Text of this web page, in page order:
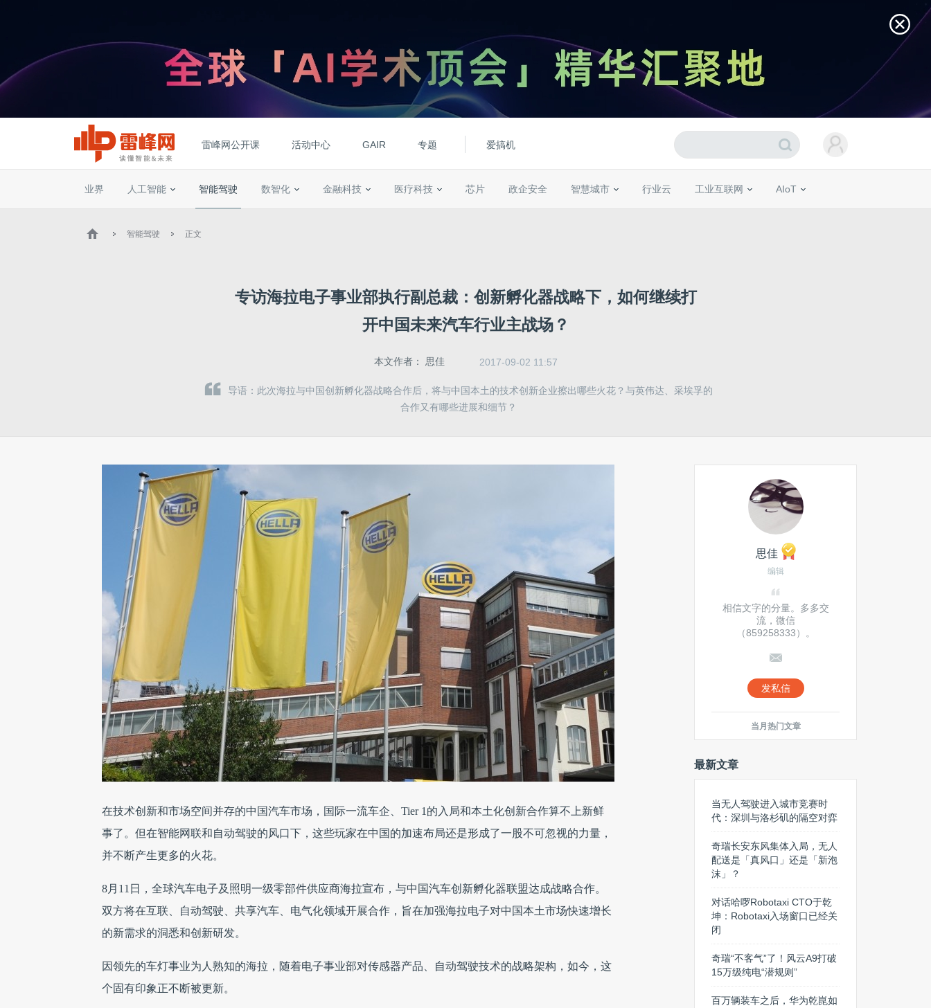
雷峰网公开课 活动中心 GAIR 专题 爱搞机
业界 人工智能 智能驾驶 数智化 金融科技 医疗科技 芯片 政企安全 智慧城市 行业云 工业互联网 AIoT
智能驾驶 正文
专访海拉电子事业部执行副总裁：创新孵化器战略下，如何继续打
开中国未来汽车行业主战场？
本文作者： 思佳 2017-09-02 11:57
导语：此次海拉与中国创新孵化器战略合作后，将与中国本土的技术创新企业擦出哪些火花？与英伟达、采埃孚的
合作又有哪些进展和细节？
在技术创新和市场空间并存的中国汽车市场，国际一流车企、Tier 1的入局和本土化创新合作算不上新鲜
事了。但在智能网联和自动驾驶的风口下，这些玩家在中国的加速布局还是形成了一股不可忽视的力量，
并不断产生更多的火花。
8月11日，全球汽车电子及照明一级零部件供应商海拉宣布，与中国汽车创新孵化器联盟达成战略合作。
双方将在互联、自动驾驶、共享汽车、电气化领域开展合作，旨在加强海拉电子对中国本土市场快速增长
的新需求的洞悉和创新研发。
因领先的车灯事业为人熟知的海拉，随着电子事业部对传感器产品、自动驾驶技术的战略架构，如今，这
个固有印象正不断被更新。
思佳
编辑
相信文字的分量。多多交
流，微信
（859258333）。
发私信
当月热门文章
最新文章
当无人驾驶进入城市竞赛时
代：深圳与洛杉矶的隔空对弈
奇瑞长安东风集体入局，无人
配送是「真风口」还是「新泡
沫」？
对话哈啰Robotaxi CTO于乾
坤：Robotaxi入场窗口已经关
闭
奇瑞“不客气”了！风云A9打破
15万级纯电“潜规则”
百万辆装车之后，华为乾崑如